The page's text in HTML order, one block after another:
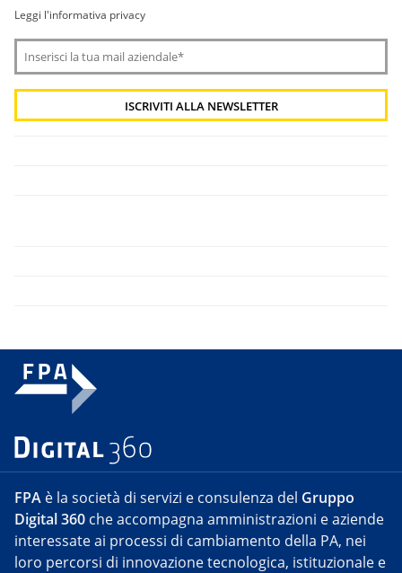
Leggi l'informativa privacy
FPA è la società di servizi e consulenza del Gruppo
Digital 360 che accompagna amministrazioni e aziende
interessate ai processi di cambiamento della PA, nei
loro percorsi di innovazione tecnologica, istituzionale e